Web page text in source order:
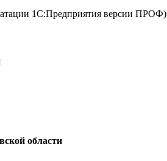
1С:Предприятия версии ПРОФ)
области